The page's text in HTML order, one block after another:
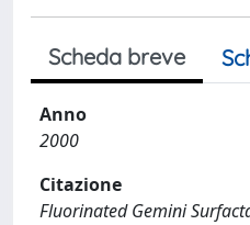
Scheda breve
Anno
2000
Citazione
Fluorinated Gemini